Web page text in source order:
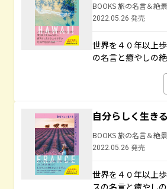
BOOKS 旅の名言＆絶景
2022.05.26 発売
世界を４０年以上
の名言と癒やしの
自分らしく生き
BOOKS 旅の名言＆絶景
2022.05.26 発売
世界を４０年以上
スの名言と癒やし